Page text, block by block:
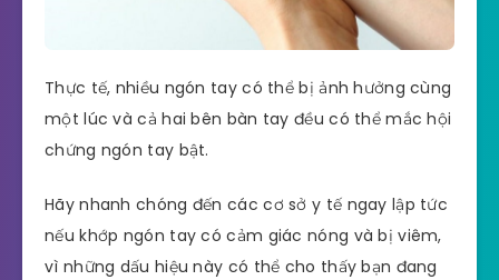
Thực tế, nhiều ngón tay có thể bị ảnh hưởng cùng
một lúc và cả hai bên bàn tay đều có thể mắc hội
chứng ngón tay bật.
Hãy nhanh chóng đến các cơ sở y tế ngay lập tức
nếu khớp ngón tay có cảm giác nóng và bị viêm,
vì những dấu hiệu này có thể cho thấy bạn đang